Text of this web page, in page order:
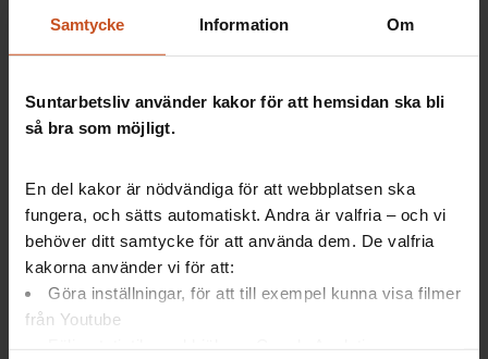
Samtycke Information Om
Suntarbetsliv använder kakor för att hemsidan ska bli
så bra som möjligt.
En del kakor är nödvändiga för att webbplatsen ska
fungera, och sätts automatiskt. Andra är valfria – och vi
behöver ditt samtycke för att använda dem. De valfria
kakorna använder vi för att:
Göra inställningar, för att till exempel kunna visa filmer
från Youtube
faktorer som får oss att må bra på jobbet.
ska göra det som står i arbetsmiljölagen. Men om vi också
kan jobba mer främjande kan vi kanske till och med bli av
med vissa risker, säger hon.
I programmet får tittarna även följa med till Mönsterås och
Flen. Läs mer om deras arbete med friskfaktorer här:
Friskfaktorer – här blir de en del i arbetsmiljöarbetet
Friskfaktorer och nytt schema: Så sänkte de
sjukfrånvaron